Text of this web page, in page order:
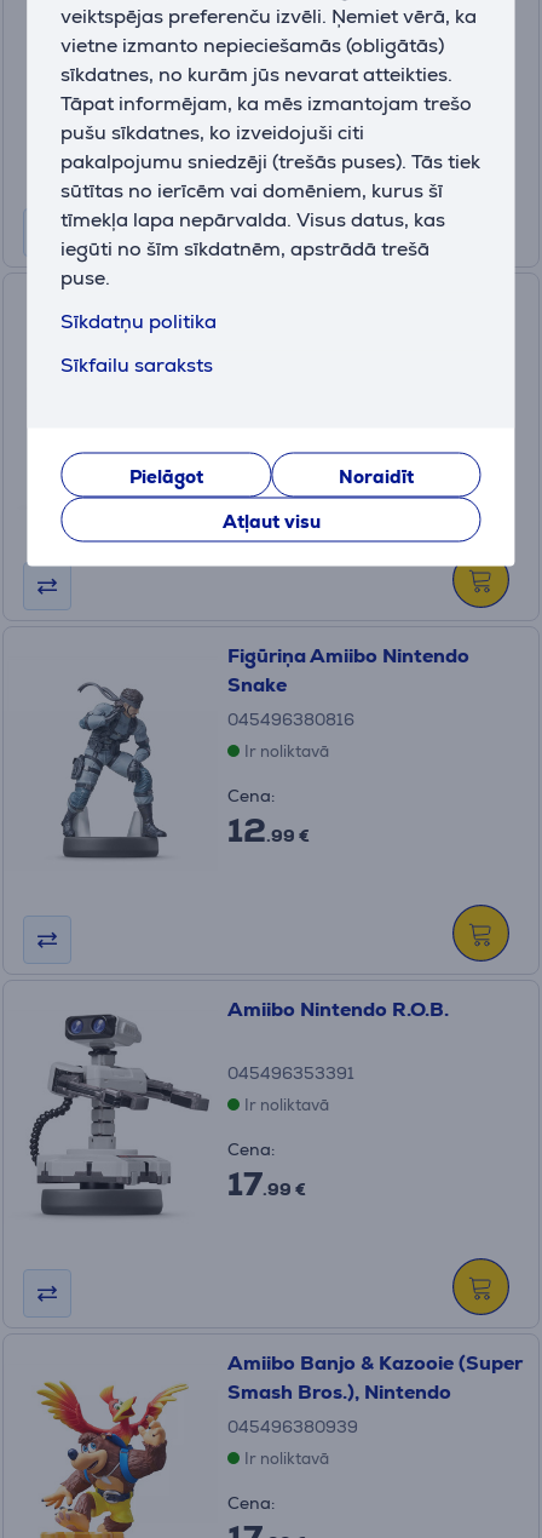
veiktspējas preferenču izvēli. Ņemiet vērā, ka
vietne izmanto nepieciešamās (obligātās)
sīkdatnes, no kurām jūs nevarat atteikties.
Tāpat informējam, ka mēs izmantojam trešo
pušu sīkdatnes, ko izveidojuši citi
pakalpojumu sniedzēji (trešās puses). Tās tiek
sūtītas no ierīcēm vai domēniem, kurus šī
tīmekļa lapa nepārvalda. Visus datus, kas
iegūti no šīm sīkdatnēm, apstrādā trešā
puse.
Sīkdatņu politika
Sīkfailu saraksts
Pielāgot
Noraidīt
Atļaut visu
045496352851
Ir noliktavā
Cena:
14.99 €
14.99 €
Figūriņa Amiibo Nintendo
Snake
045496380816
Ir noliktavā
Cena:
12.99 €
Amiibo Nintendo R.O.B.
045496353391
Ir noliktavā
Cena:
17.99 €
Amiibo Banjo & Kazooie (Super
Smash Bros.), Nintendo
045496380939
Ir noliktavā
Cena: